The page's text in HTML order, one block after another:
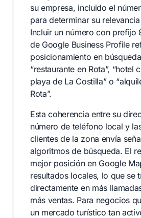
su empresa, incluido el
para determinar su
Incluir un número con prefijo
de Google Business Profile
posicionamiento en
“restaurante en Rota”, “hotel
playa de La Costilla” o
Rota”.
Esta coherencia entre su
número de teléfono local y
clientes de la zona envía
algoritmos de búsqueda. El
mejor posición en Google
resultados locales, lo que se
directamente en más
más ventas. Para negocios
un mercado turístico tan